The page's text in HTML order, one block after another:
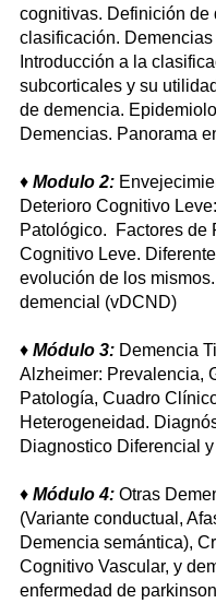
cognitivas. Definición
clasificación.
Introducción a la
subcorticales y su
de demencia.
Demencias. Panorama
♦ Modulo 2:
Deterioro Cognitivo
Patológico. Factores de
Cognitivo Leve.
evolución de los
demencial (vDCND)
♦ Módulo 3: Demencia
Alzheimer: Prevalencia,
Patología, Cuadro
Heterogeneidad.
Diagnostico Diferencial
♦ Módulo 4: Otras
(Variante conductual,
Demencia semántica),
Cognitivo Vascular, y
enfermedad de